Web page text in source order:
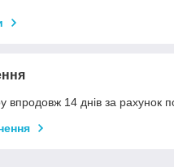
впродовж 14 днів за рахунок